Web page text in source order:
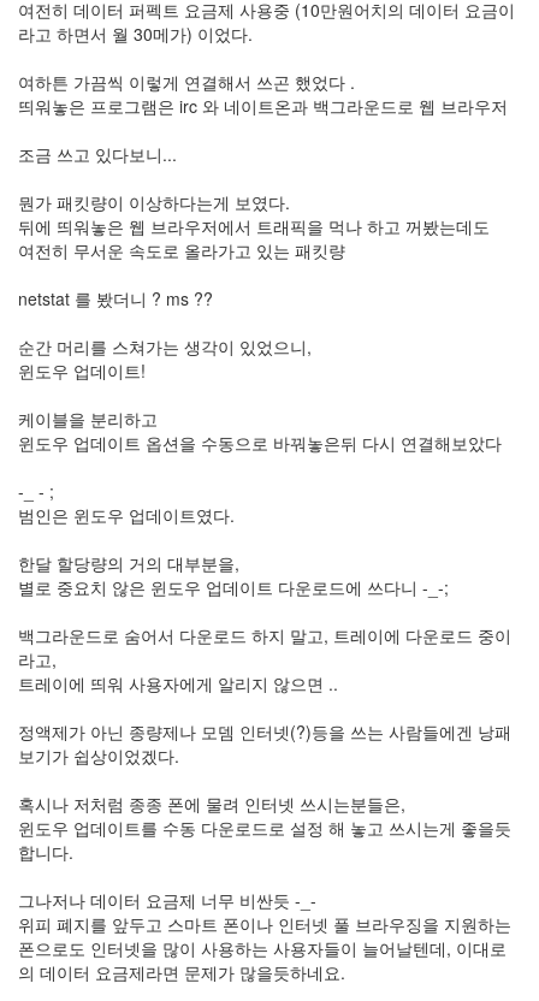
여전히 데이터 퍼펙트 요금제 사용중 (10만원어치의 데이터 요금이
라고 하면서 월 30메가) 이었다.
여하튼 가끔씩 이렇게 연결해서 쓰곤 했었다 .
띄워놓은 프로그램은 irc 와 네이트온과 백그라운드로 웹 브라우저
조금 쓰고 있다보니...
뭔가 패킷량이 이상하다는게 보였다.
뒤에 띄워놓은 웹 브라우저에서 트래픽을 먹나 하고 꺼봤는데도
여전히 무서운 속도로 올라가고 있는 패킷량
netstat 를 봤더니 ? ms ??
순간 머리를 스쳐가는 생각이 있었으니,
윈도우 업데이트!
케이블을 분리하고
윈도우 업데이트 옵션을 수동으로 바꿔놓은뒤 다시 연결해보았다
-_ - ;
범인은 윈도우 업데이트였다.
한달 할당량의 거의 대부분을,
별로 중요치 않은 윈도우 업데이트 다운로드에 쓰다니 -_-;
백그라운드로 숨어서 다운로드 하지 말고, 트레이에 다운로드 중이
라고,
트레이에 띄워 사용자에게 알리지 않으면 ..
정액제가 아닌 종량제나 모뎀 인터넷(?)등을 쓰는 사람들에겐 낭패
보기가 쉽상이었겠다.
혹시나 저처럼 종종 폰에 물려 인터넷 쓰시는분들은,
윈도우 업데이트를 수동 다운로드로 설정 해 놓고 쓰시는게 좋을듯
합니다.
그나저나 데이터 요금제 너무 비싼듯 -_-
위피 폐지를 앞두고 스마트 폰이나 인터넷 풀 브라우징을 지원하는
폰으로도 인터넷을 많이 사용하는 사용자들이 늘어날텐데, 이대로
의 데이터 요금제라면 문제가 많을듯하네요.
모
아
터
Notices
전
체
264
blog
40
미
25
PSP
9
음
악
1
코
드
악
보
0
사
진
6
테
슬
라
23
JaTeOn
40